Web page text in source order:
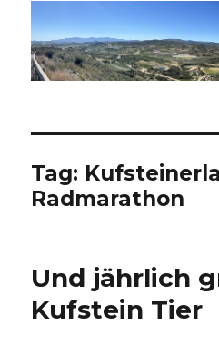
Team LEODIN
Tag:
Radmarathon
Und jährlich
Kufstein Tier